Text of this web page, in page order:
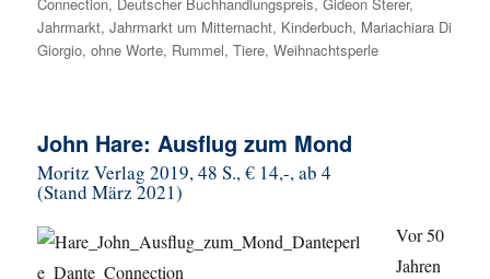
Connection, Deutscher Buchhandlungspreis,Gideon Sterer,
Jahrmarkt,Jahrmarkt um Mitternacht, Kinderbuch, Mariachiara Di
Giorgio,ohne Worte, Rummel,Tiere,Weihnachtsperle
John Hare: Ausflug zum Mond
Moritz Verlag 2019, 48 S., € 14,-, ab 4
(Stand März 2021)
Vor 50
Jahren